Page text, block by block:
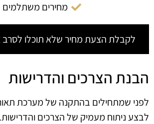
מחירים משתלמים
לקבלת הצעת מחיר שלא תוכלו לסרב
הבנת הצרכים והדרישות
לפני שמתחילים בהתקנה של מערכת
לבצע ניתוח מעמיק של הצרכים והדרישות.